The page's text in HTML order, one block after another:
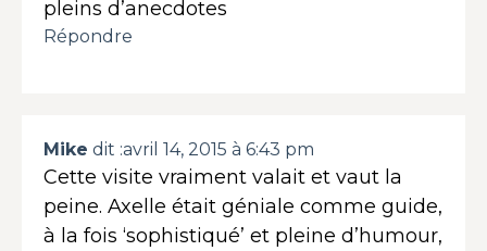
pleins d’anecdotes
Répondre
Mike dit :avril 14, 2015 à 6:43 pm
Cette visite vraiment valait et vaut la
peine. Axelle était géniale comme guide,
à la fois ‘sophistiqué’ et pleine d’humour,